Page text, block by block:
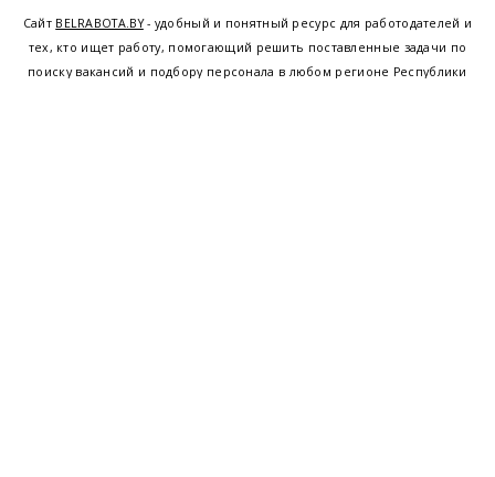
Сайт BELRABOTA.BY- удобный и понятный ресурс для работодателей и
тех, кто ищет работу, помогающий решить поставленные задачи по
поиску вакансий и подбору персонала в любом регионе Республики